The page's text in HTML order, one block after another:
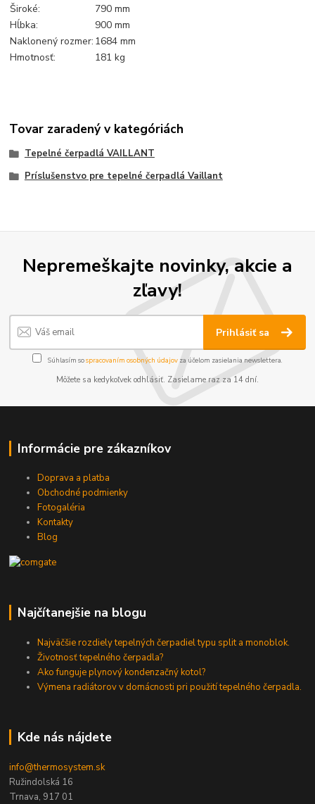
Široké:
790 mm
Hĺbka:
900 mm
Naklonený rozmer: 1684 mm
Hmotnosť:
181 kg
Tovar zaradený v kategóriách
Tepelné čerpadlá VAILLANT
Príslušenstvo pre tepelné čerpadlá Vaillant
Nepremeškajte novinky, akcie a
zľavy!
Prihlásiť sa
Súhlasím sospracovaním osobných údajov za účelom zasielania newslettera.
Môžete sa kedykoľvek odhlásiť. Zasielame raz za 14 dní.
Informácie pre zákazníkov
Doprava a platba
Obchodné podmienky
Fotogaléria
Kontakty
Blog
Najčítanejšie na blogu
Najväčšie rozdiely tepelných čerpadiel typu split a monoblok.
Životnosť tepelného čerpadla?
Ako funguje plynový kondenzačný kotol?
Výmena radiátorov v domácnosti pri použití tepelného čerpadla.
Kde nás nájdete
info@thermosystem.sk
Ružindolská 16
Trnava, 917 01